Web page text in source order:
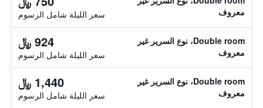
معروف
سعر الليلة شامل الرسوم
Double room، نوع السرير غير
معروف
924 ﷼
سعر الليلة شامل الرسوم
Double room، نوع السرير غير
معروف
1,440 ﷼
سعر الليلة شامل الرسوم